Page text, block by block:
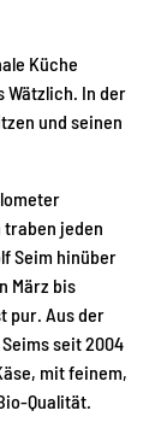
Küche
Wätzlich. In der
und seinen
jeden
Seim hinüber
März bis
pur. Aus der
seit 2004
mit feinem,
Qualität.